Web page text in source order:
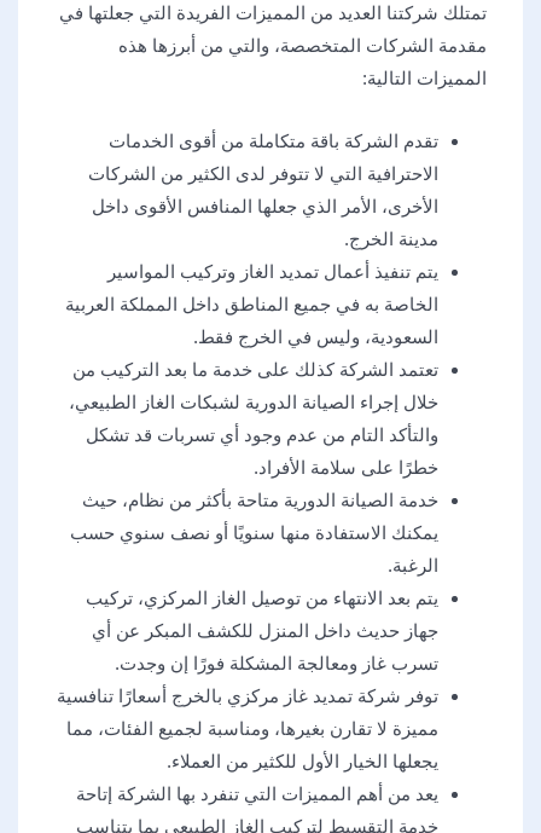
تمتلك شركتنا العديد من المميزات الفريدة التي جعلتها في
مقدمة الشركات المتخصصة، والتي من أبرزها هذه
المميزات التالية:
تقدم الشركة باقة متكاملة من أقوى الخدمات
الاحترافية التي لا تتوفر لدى الكثير من الشركات
الأخرى، الأمر الذي جعلها المنافس الأقوى داخل
مدينة الخرج.
يتم تنفيذ أعمال تمديد الغاز وتركيب المواسير
الخاصة به في جميع المناطق داخل المملكة العربية
السعودية، وليس في الخرج فقط.
تعتمد الشركة كذلك على خدمة ما بعد التركيب من
خلال إجراء الصيانة الدورية لشبكات الغاز الطبيعي،
والتأكد التام من عدم وجود أي تسربات قد تشكل
خطرًا على سلامة الأفراد.
خدمة الصيانة الدورية متاحة بأكثر من نظام، حيث
يمكنك الاستفادة منها سنويًا أو نصف سنوي حسب
الرغبة.
يتم بعد الانتهاء من توصيل الغاز المركزي، تركيب
جهاز حديث داخل المنزل للكشف المبكر عن أي
تسرب غاز ومعالجة المشكلة فورًا إن وجدت.
توفر شركة تمديد غاز مركزي بالخرج أسعارًا تنافسية
مميزة لا تقارن بغيرها، ومناسبة لجميع الفئات، مما
يجعلها الخيار الأول للكثير من العملاء.
يعد من أهم المميزات التي تنفرد بها الشركة إتاحة
خدمة التقسيط لتركيب الغاز الطبيعي بما يتناسب